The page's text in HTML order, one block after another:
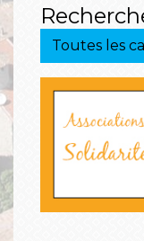
Toutes les